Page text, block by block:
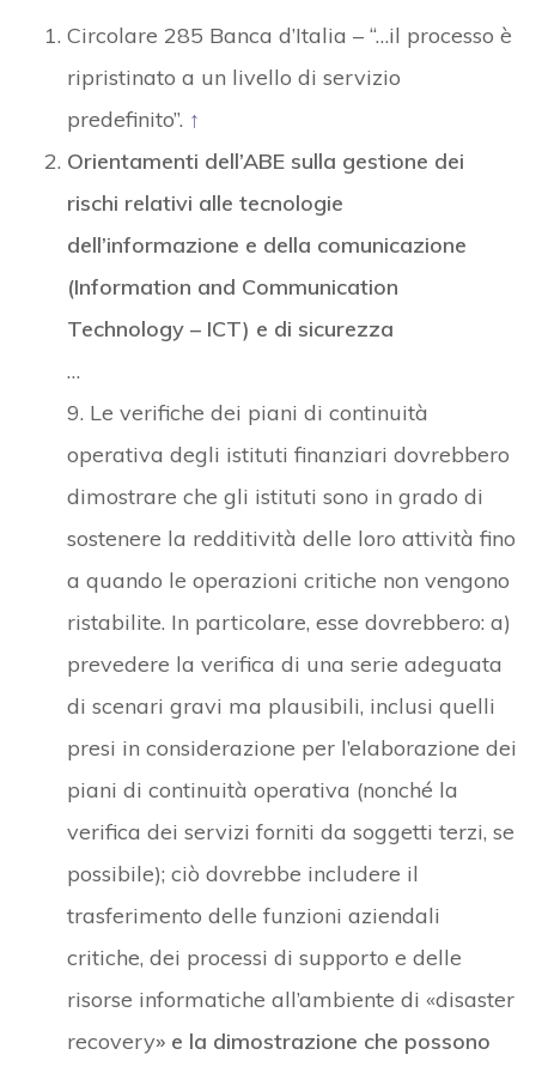
Circolare 285 Banca d’Italia – “…il processo è
ripristinato a un livello di servizio
predefinito”. ↑
Orientamenti dell’ABE sulla gestione dei
rischi relativi alle tecnologie
dell’informazione e della comunicazione
(Information and Communication
Technology – ICT) e di sicurezza
…
9. Le verifiche dei piani di continuità
operativa degli istituti finanziari dovrebbero
dimostrare che gli istituti sono in grado di
sostenere la redditività delle loro attività fino
a quando le operazioni critiche non vengono
ristabilite. In particolare, esse dovrebbero: a)
prevedere la verifica di una serie adeguata
di scenari gravi ma plausibili, inclusi quelli
presi in considerazione per l’elaborazione dei
piani di continuità operativa (nonché la
verifica dei servizi forniti da soggetti terzi, se
possibile); ciò dovrebbe includere il
trasferimento delle funzioni aziendali
critiche, dei processi di supporto e delle
risorse informatiche all’ambiente di «disaster
recovery» e la dimostrazione che possono